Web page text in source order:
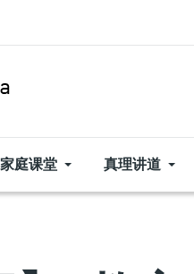
家庭课堂 真理讲道